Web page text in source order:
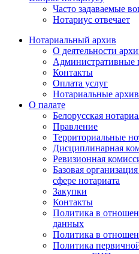
Часто задаваемые
Нотариус отвечает
Нотариальный архив
О деятельности
Административные
Контакты
Оплата услуг
Нотариальные
О палате
Белорусская
Правление
Территориальные
Дисциплинарная
Ревизионная
Базовая
сфере нотариата
Закупки
Контакты
Политика в
данных
Политика в
Политика